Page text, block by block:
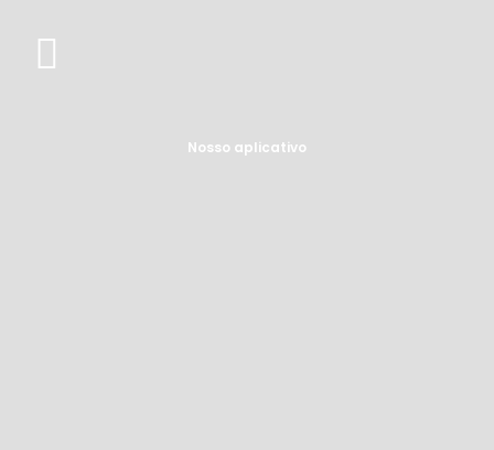
Nosso aplicativo